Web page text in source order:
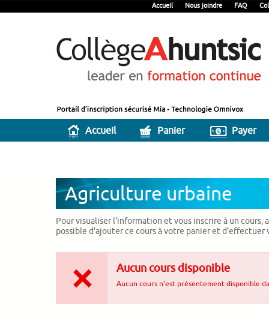
Accueil Nous joindre FAQ
Accueil Panier Payer
Agriculture urbaine
Pour visualiser l'information et vous inscrire à un cours,
possible d'ajouter ce cours à votre panier et d'effectuer
Aucun cours disponible
Aucun cours n'est présentement disponible